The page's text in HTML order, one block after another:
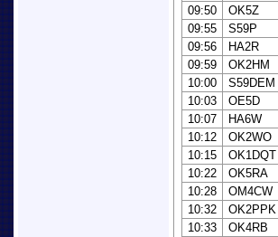
09:50
OK5Z
09:55
S59P
09:56
HA2R
09:59
OK2HM
10:00
S59DEM
10:03
OE5D
10:07
HA6W
10:12
OK2WO
10:15
OK1DQT
10:22
OK5RA
10:28
OM4CW
10:32
OK2PPK
10:33
OK4RB